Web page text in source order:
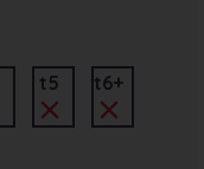
t5 t6+